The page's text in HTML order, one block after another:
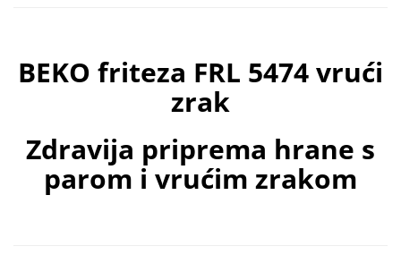
BEKO friteza FRL 5474 vrući
zrak
Zdravija priprema hrane s
parom i vrućim zrakom